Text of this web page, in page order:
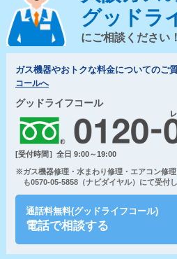
グッドラ
にご相談ください！
ガス機器やおトクな料金についてのご
コールへ
グッドライフコール
[受付時間］全日 9:00～19:00
※ガス機器修理・水まわり修理・エアコン修
も0570-05-5858（ナビダイヤル）にて受付し
通話料無料(グッドライフコール)
電話で相談する